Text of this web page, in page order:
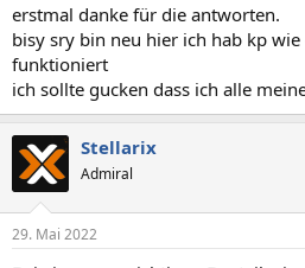
erstmal danke für die antworten.
bisy sry bin neu hier ich hab kp
funktioniert
ich sollte gucken dass ich alle
Stellarix
Admiral
29. Mai 2022